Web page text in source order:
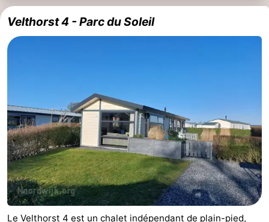
Velthorst 4 - Parc du Soleil
Le Velthorst 4 est un chalet indépendant de plain-pied,